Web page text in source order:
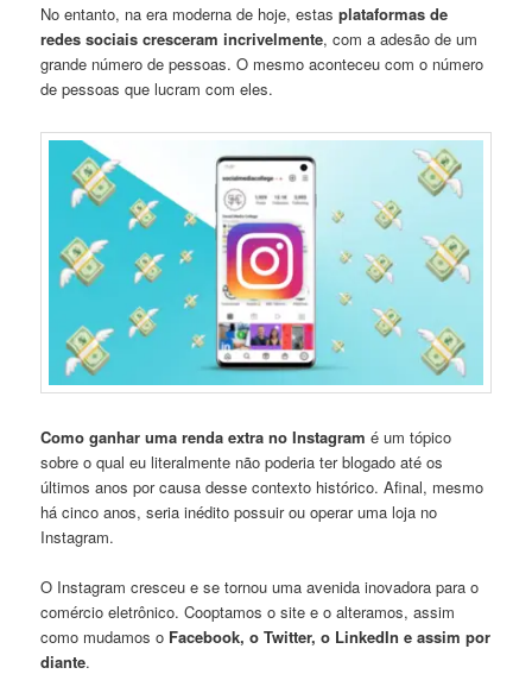
No entanto, na era moderna de hoje, estasplataformas de
redes sociais cresceram incrivelmente, com a adesão de um
grande número de pessoas. O mesmo aconteceu com o número
de pessoas que lucram com eles.
Como ganhar uma renda extra no Instagram é um tópico
sobre o qual eu literalmente não poderia ter blogado até os
últimos anos por causa desse contexto histórico. Afinal, mesmo
há cinco anos, seria inédito possuir ou operar uma loja no
Instagram.
O Instagram cresceu e se tornou uma avenida inovadora para o
comércio eletrônico. Cooptamos o site e o alteramos, assim
como mudamos o Facebook, o Twitter, o LinkedIn e assim por
diante.